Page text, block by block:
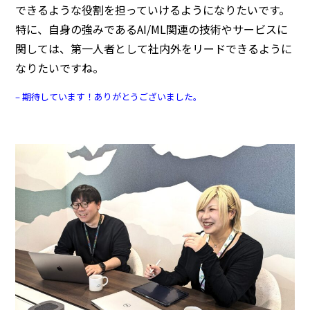
できるような役割を担っていけるようになりたいです。
特に、自身の強みであるAI/ML関連の技術やサービスに
関しては、第一人者として社内外をリードできるように
なりたいですね。
– 期待しています！ありがとうございました。